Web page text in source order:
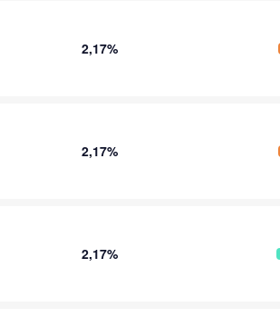
2,17%
2,17%
2,17%